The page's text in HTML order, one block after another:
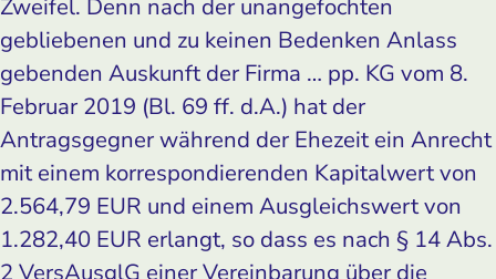
Zweifel. Denn nach der unangefochten
gebliebenen und zu keinen Bedenken Anlass
gebenden Auskunft der Firma … pp. KG vom 8.
Februar 2019 (Bl. 69 ff. d.A.) hat der
Antragsgegner während der Ehezeit ein Anrecht
mit einem korrespondierenden Kapitalwert von
2.564,79 EUR und einem Ausgleichswert von
1.282,40 EUR erlangt, so dass es nach § 14 Abs.
2 VersAusglG einer Vereinbarung über die